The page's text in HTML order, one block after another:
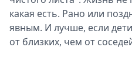
какая есть. Рано или
явным. И лучше, если
от близких, чем от